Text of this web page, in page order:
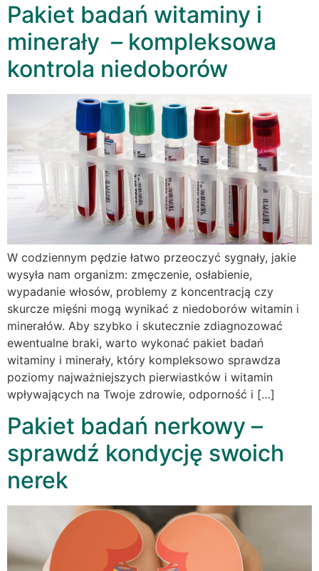
Pakiet badań witaminy i
minerały – kompleksowa
kontrola niedoborów
W codziennym pędzie łatwo przeoczyć sygnały, jakie
wysyła nam organizm: zmęczenie, osłabienie,
wypadanie włosów, problemy z koncentracją czy
skurcze mięśni mogą wynikać z niedoborów witamin i
minerałów. Aby szybko i skutecznie zdiagnozować
ewentualne braki, warto wykonać pakiet badań
witaminy i minerały, który kompleksowo sprawdza
poziomy najważniejszych pierwiastków i witamin
wpływających na Twoje zdrowie, odporność i […]
Pakiet badań nerkowy –
sprawdź kondycję swoich
nerek